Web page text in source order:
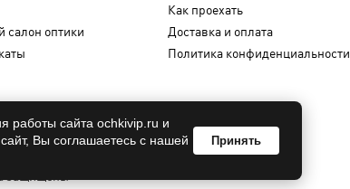
салон оптики
Как проехать
Доставка и оплата
Политика конфиденциальности
2009-2026©
работы сайта ochkivip.ru и
Вы соглашаетесь с нашей
Принять